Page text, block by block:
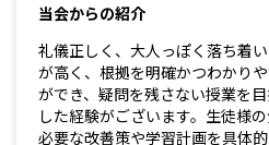
当会からの紹介
礼儀正しく、大人っぽく落ち着
が高く、根拠を明確かつわかり
ができ、疑問を残さない授業を
した経験がございます。生徒様
必要な改善策や学習計画を具体的